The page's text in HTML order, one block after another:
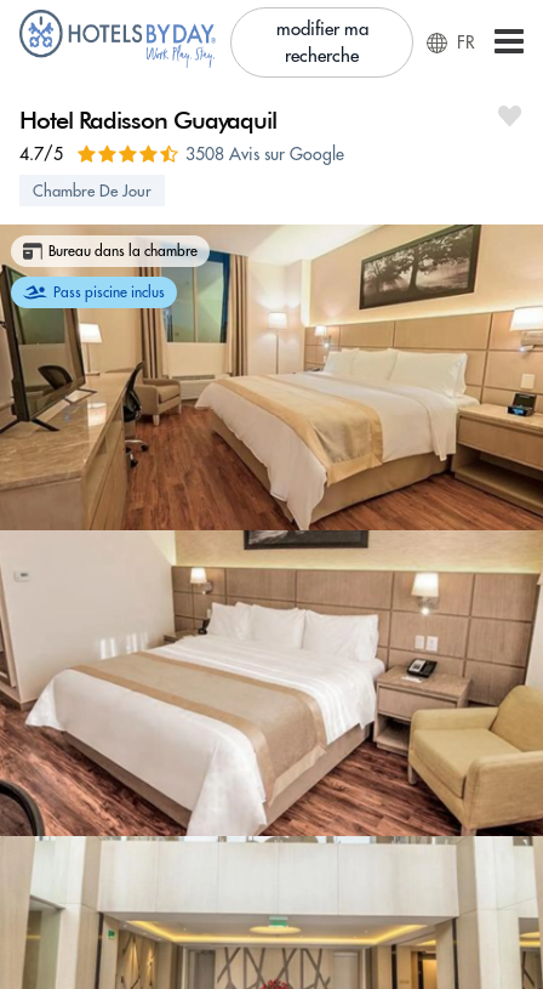
modifier ma
recherche
FR
Hotel Radisson Guayaquil
4.7/5 3508 Avis sur Google
Chambre De Jour
Bureau dans la chambre
Pass piscine inclus